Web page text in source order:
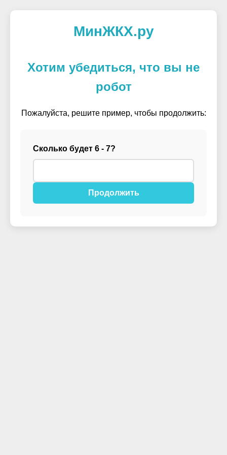
МинЖКХ.ру
Хотим убедиться, что вы не
робот
Пожалуйста, решите пример, чтобы продолжить:
Сколько будет 6 - 7?
Продолжить